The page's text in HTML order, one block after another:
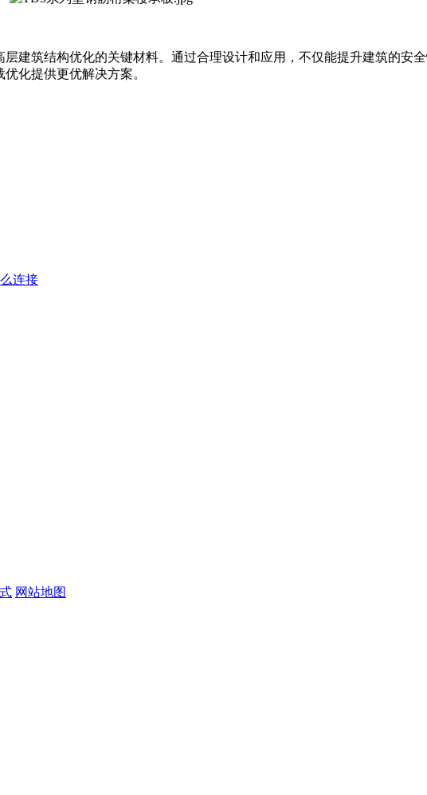
建筑结构优化的关键材料。通过合理设计和应用，不仅能提升建筑的安
化提供更优解决方案。
连接
网站地图